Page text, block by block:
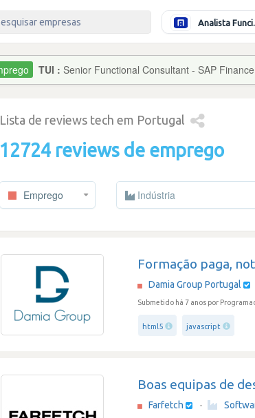
TUI : Senior Functional Consultant - SAP
Lista de reviews tech em Portugal
12724 reviews de emprego
Emprego Indústria
Formação paga,
Damia Group Portugal
Submetido há 7 anos por
html5 javascript
Boas equipas de
Farfetch ·